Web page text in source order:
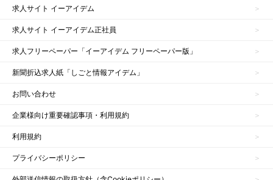
求人サイト イーアイデム
求人サイト イーアイデム正社員
求人フリーペーパー「イーアイデム フリーペーパー版」
新聞折込求人紙「しごと情報アイデム」
お問い合わせ
企業様向け重要確認事項・利用規約
利用規約
プライバシーポリシー